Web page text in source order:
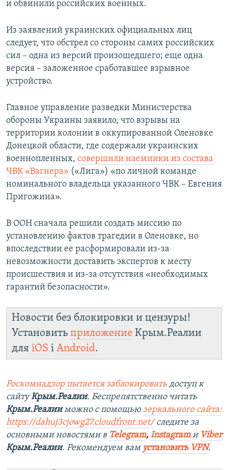
и обвинили российских военных.
Из заявлений украинских официальных лиц
следует, что обстрел со стороны самих российских
сил – одна из версий произошедшего; еще одна
версия – заложенное сработавшее взрывное
устройство.
Главное управление разведки Министерства
обороны Украины заявило, что взрывы на
территории колонии в оккупированной Оленовке
Донецкой области, где содержали украинских
военнопленных, совершили наемники из состава
ЧВК «Вагнера» («Лига») «по личной команде
номинального владельца указанного ЧВК – Евгения
Пригожина».
В ООН сначала решили создать миссию по
установлению фактов трагедии в Оленовке, но
впоследствии ее расформировали из-за
невозможности доставить экспертов к месту
происшествия и из-за отсутствия «необходимых
гарантий безопасности».
Новости без блокировки и цензуры!
Установить приложение Крым.Реалии
для iOS і Android.
Роскомнадзор пытается заблокировать доступ к
сайтуКрым.Реалии. Беспрепятственно читать
Крым.Реалииможно с помощью зеркального сайта:
https://dahuj3cjowg27.cloudfront.net/следите за
основными новостями в Telegram, Instagramи Viber
Крым.Реалии. Рекомендуем вам установить VPN.